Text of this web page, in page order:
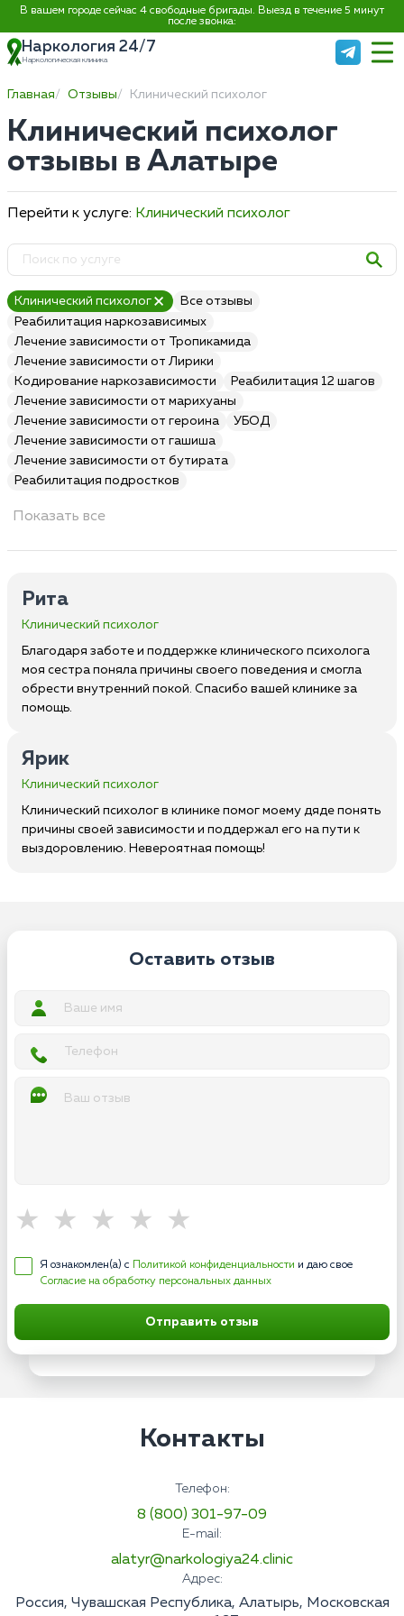
В вашем городе сейчас 4 свободные бригады. Выезд в течение 5 минут
после звонка:
Наркология 24/7
Наркологическая клиника
Главная Отзывы Клинический психолог
Клинический психолог
отзывы в Алатыре
Перейти к услуге: Клинический психолог
Клинический психолог
Все отзывы
Реабилитация наркозависимых
Лечение зависимости от Тропикамида
Лечение зависимости от Лирики
Кодирование наркозависимости
Реабилитация 12 шагов
Лечение зависимости от марихуаны
Лечение зависимости от героина
УБОД
Лечение зависимости от гашиша
Лечение зависимости от бутирата
Реабилитация подростков
Показать все
Рита
Клинический психолог
Благодаря заботе и поддержке клинического психолога
моя сестра поняла причины своего поведения и смогла
обрести внутренний покой. Спасибо вашей клинике за
помощь.
Ярик
Клинический психолог
Клинический психолог в клинике помог моему дяде понять
причины своей зависимости и поддержал его на пути к
выздоровлению. Невероятная помощь!
Оставить отзыв
Я ознакомлен(а) с Политикой конфиденциальности и даю свое
Согласие на обработку персональных данных
Отправить отзыв
Контакты
Телефон:
8 (800) 301-97-09
E-mail:
alatyr@narkologiya24.clinic
Адрес:
Россия, Чувашская Республика, Алатырь, Московская